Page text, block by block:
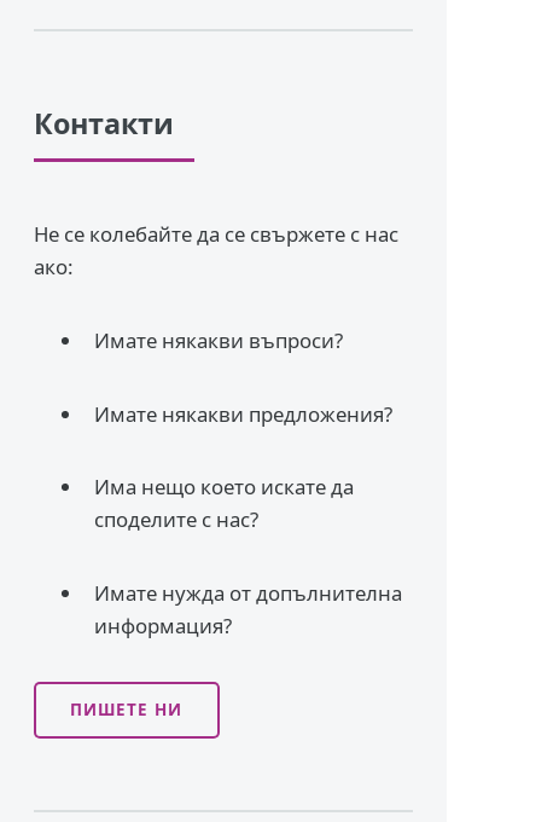
Контакти
Не се колебайте да се свържете с нас
ако:
Имате някакви въпроси?
Имате някакви предложения?
Има нещо което искате да
споделите с нас?
Имате нужда от допълнителна
информация?
ПИШЕТЕ НИ